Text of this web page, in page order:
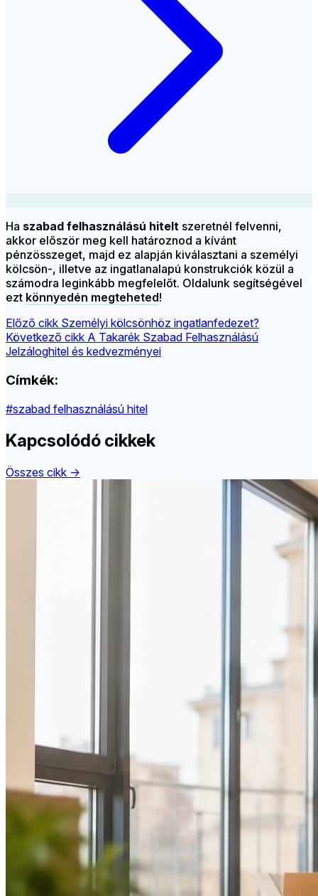
Ha szabad felhasználású hitelt szeretnél felvenni,
akkor először meg kell határoznod a kívánt
pénzösszeget, majd ez alapján kiválasztani a személyi
kölcsön-, illetve az ingatlanalapú konstrukciók közül a
számodra leginkább megfelelőt. Oldalunk segítségével
ezt könnyedén megteheted!
Előző cikk Személyi kölcsönhöz ingatlanfedezet?
Következő cikk A Takarék Szabad Felhasználású
Jelzáloghitel és kedvezményei
Címkék:
#szabad felhasználású hitel
Kapcsolódó cikkek
Összes cikk →